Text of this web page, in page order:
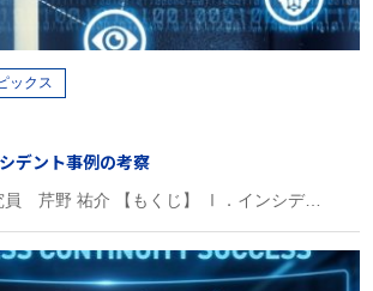
ックス
デント事例の考察
員 芹野 祐介 【もくじ】 Ⅰ．インシデ…